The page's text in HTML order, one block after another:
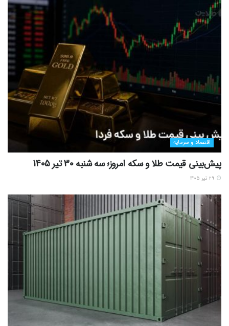
اقتصاد و سرمایه
پیش‌بینی قیمت طلا و سکه امروز؛ سه شنبه 30 تیر 1405